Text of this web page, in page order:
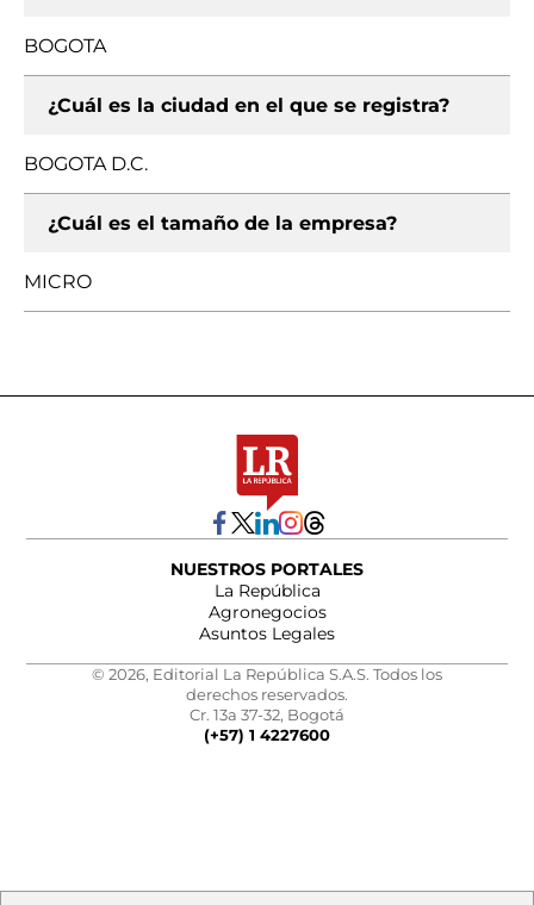
BOGOTA
¿Cuál es la ciudad en el que se registra?
BOGOTA D.C.
¿Cuál es el tamaño de la empresa?
MICRO
NUESTROS PORTALES
La República
Agronegocios
Asuntos Legales
© 2026, Editorial La República S.A.S. Todos los
derechos reservados.
Cr. 13a 37-32, Bogotá
(+57) 1 4227600